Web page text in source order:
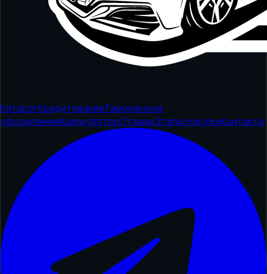
КаталогКредитованиеТаможенное
оформлениеКалькуляторОтзывыЭтапы покупкиКонтакты